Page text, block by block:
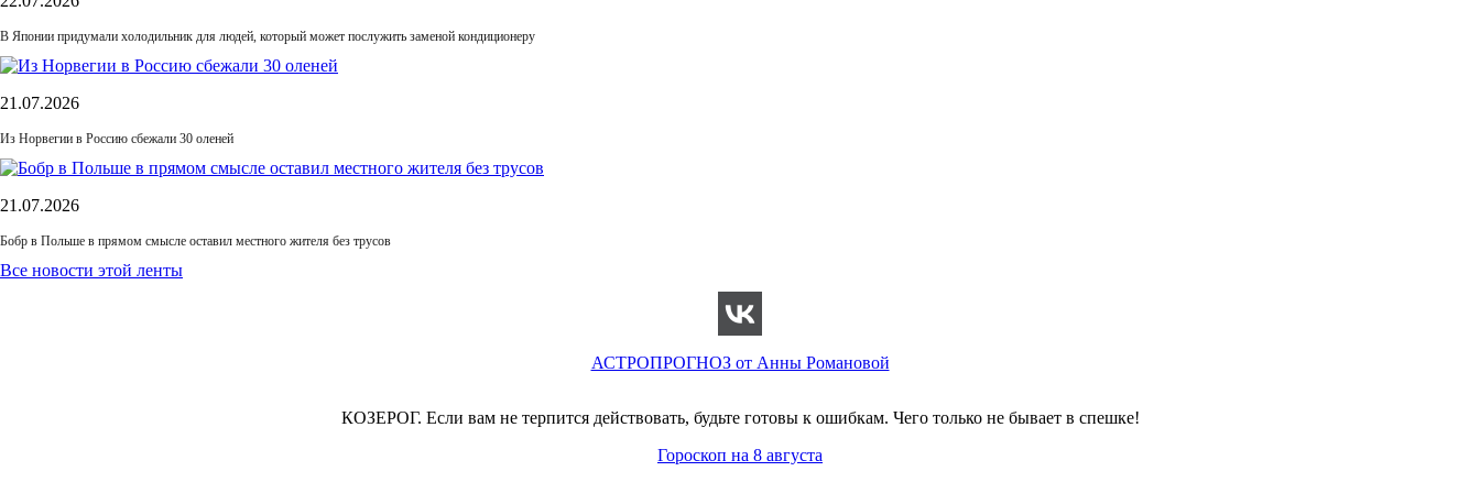
В Японии придумали холодильник для людей, который может послужить заменой кондиционеру
21.07.2026
Из Норвегии в Россию сбежали 30 оленей
21.07.2026
Бобр в Польше в прямом смысле оставил местного жителя без трусов
Все новости этой ленты
АСТРОПРОГНОЗ от Анны Романовой
КОЗЕРОГ. Если вам не терпится действовать, будьте готовы к ошибкам. Чего только не бывает в спешке!
Гороскоп на 8 августа